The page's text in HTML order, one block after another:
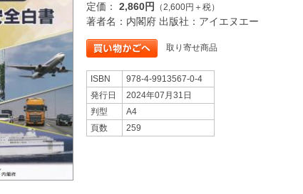
定価： 2,860円 （2,600円＋税）
著者名：内閣府 出版社：アイエヌエー
取り寄せ商品
ISBN
978-4-9913567-0-4
発行日
2024年07月31日
判型
A4
頁数
259